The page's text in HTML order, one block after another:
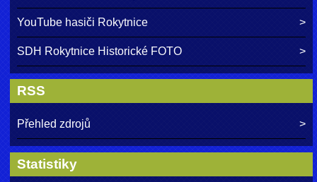
YouTube hasiči Rokytnice
SDH Rokytnice Historické FOTO
RSS
Přehled zdrojů
Statistiky